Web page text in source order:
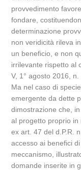
provvedimento
fondare,
determinazione
non veridicità rileva
un beneficio, e non
irrilevante rispetto al
V, 1° agosto 2016,
Ma nel caso di
emergente da dette
dimostrazione che,
al progetto proprio in
ex art. 47 del d.P.R.
accesso ai benefici
meccanismo,
domande inserite in